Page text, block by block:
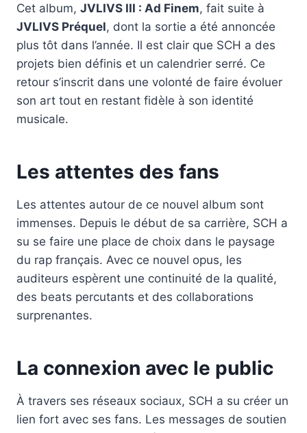
Cet album, JVLIVS III : Ad Finem, fait suite à
JVLIVS Préquel, dont la sortie a été annoncée
plus tôt dans l’année. Il est clair que SCH a des
projets bien définis et un calendrier serré. Ce
retour s’inscrit dans une volonté de faire évoluer
son art tout en restant fidèle à son identité
musicale.
Les attentes des fans
Les attentes autour de ce nouvel album sont
immenses. Depuis le début de sa carrière, SCH a
su se faire une place de choix dans le paysage
du rap français. Avec ce nouvel opus, les
auditeurs espèrent une continuité de la qualité,
des beats percutants et des collaborations
surprenantes.
La connexion avec le public
À travers ses réseaux sociaux, SCH a su créer un
lien fort avec ses fans. Les messages de soutien